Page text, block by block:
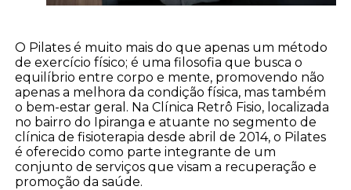
O Pilates é muito mais do que apenas um método
de exercício físico; é uma filosofia que busca o
equilíbrio entre corpo e mente, promovendo não
apenas a melhora da condição física, mas também
o bem-estar geral. Na Clínica Retrô Fisio, localizada
no bairro do Ipiranga e atuante no segmento de
clínica de fisioterapia desde abril de 2014, o Pilates
é oferecido como parte integrante de um
conjunto de serviços que visam a recuperação e
promoção da saúde.